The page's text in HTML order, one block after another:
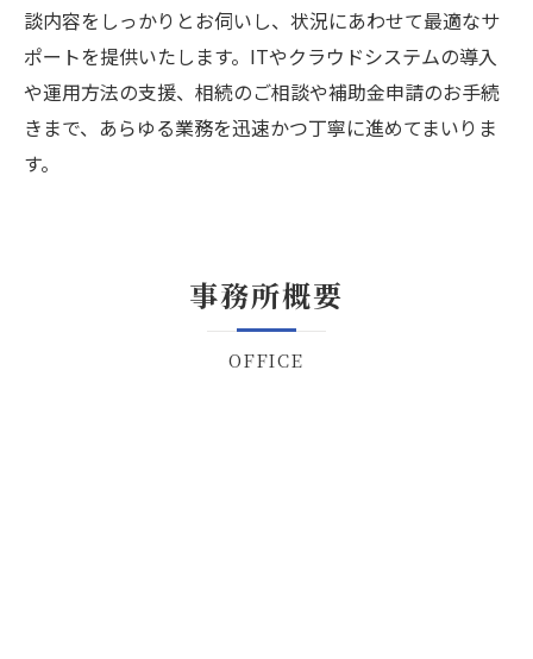
談内容をしっかりとお伺いし、状況にあわせて最適なサ
ポートを提供いたします。ITやクラウドシステムの導入
や運用方法の支援、相続のご相談や補助金申請のお手続
きまで、あらゆる業務を迅速かつ丁寧に進めてまいりま
す。
事務所概要
OFFICE